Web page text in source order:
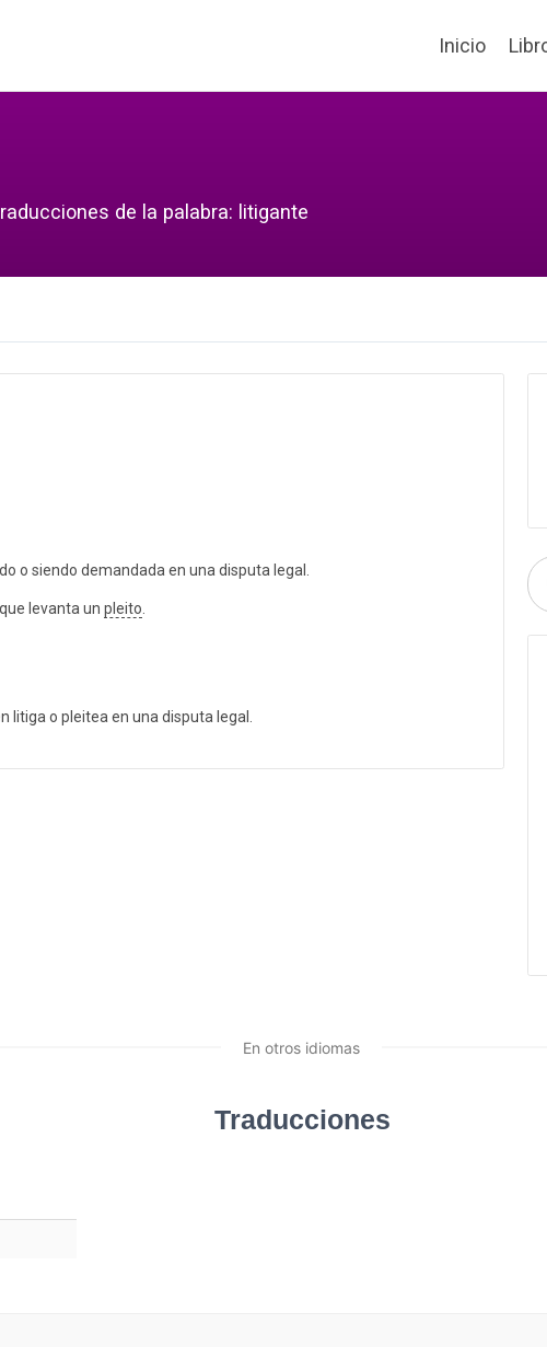
Inicio
de la palabra: litigante
o siendo demandada en una disputa legal.
levanta un pleito.
litiga o pleitea en una disputa legal.
En otros idiomas
Traducciones